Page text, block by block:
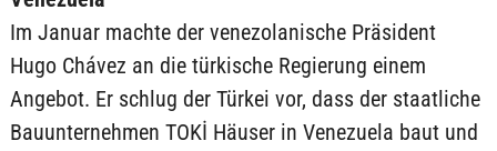
Im Januar machte der venezolanische Präsident
Hugo Chávez an die türkische Regierung einem
Angebot. Er schlug der Türkei vor, dass der staatliche
Bauunternehmen TOKİ Häuser in Venezuela baut und